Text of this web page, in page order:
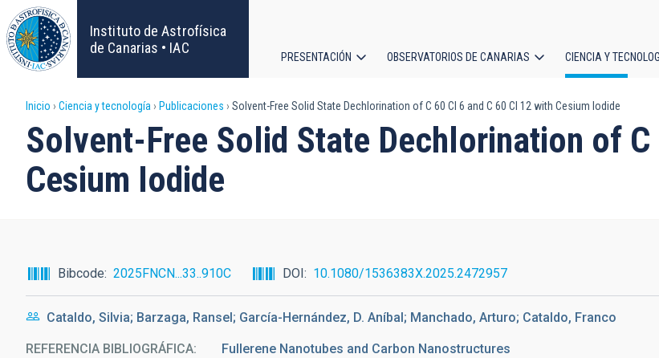
Pasar
al
contenido
principal
Instituto de Astrofísica
de Canarias • IAC
principal
PRESENTACIÓN OBSERVATORIOS DE CANARIAS CIENCIA Y
Sobrescribir
enlaces
de
a
la
navegación
Inicio Ciencia y tecnología Publicaciones Solvent-Free Solid State Dechlorination of C 60 Cl 6 and C 60 Cl 12 with Cesium Iodide
Solvent-Free Solid State Dechlorination of
Cesium Iodide
Bibcode 2025FNCN...33..910C DOI 10.1080/1536383X.2025.2472957
Cataldo, Silvia; Barzaga, Ransel; García-Hernández, D. Aníbal; Manchado, Arturo; Cataldo, Franco
REFERENCIA BIBLIOGRÁFICA Fullerene Nanotubes and Carbon Nanostructures